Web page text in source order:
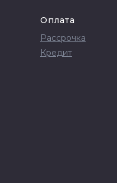
Оплата
Рассрочка
Кредит